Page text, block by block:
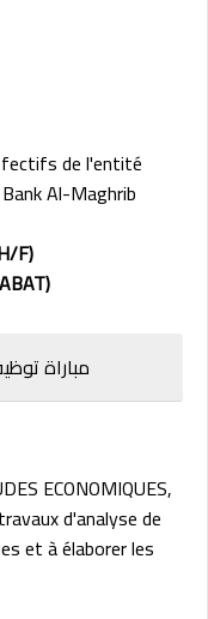
de l'entité
Bank Al-Maghrib
F)
ECONOMIQUES,
d'analyse de
et à élaborer les